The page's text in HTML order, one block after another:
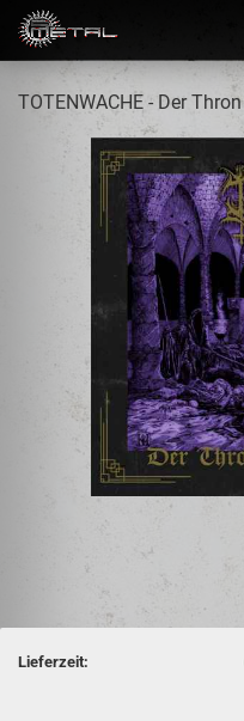
TOTENWACHE - Der
Lieferzeit: